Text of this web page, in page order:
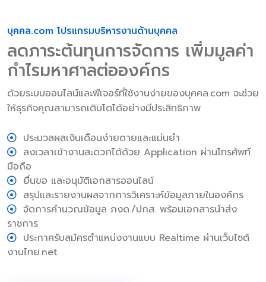
บุคคล.com โปรแกรมบริหารงานด้านบุคคล
ลดภาระต้นทุนการจัดการ เพิ่มมูลค่า
กำไรมหาศาลต่อองค์กร
ด้วยระบบออนไลน์และฟีเจอร์ที่ใช้งานง่ายของบุคคล.com จะช่วย
ให้ธุรกิจคุณสามารถเติบโตได้อย่างมีประสิทธิภาพ
ประมวลผลเงินเดือนง่ายดายและแม่นยำ
ลงเวลาเข้างานสะดวกได้ด้วย Application ผ่านโทรศัพท์
มือถือ
ยื่นขอ และอนุมัติเอกสารออนไลน์
สรุปและรายงานผลจากการวิเคราะห์ข้อมูลภายในองค์กร
จัดการคำนวณข้อมูล ภงด./ปกส. พร้อมเอกสารนำส่ง
ราชการ
ประกาศรับสมัครตำแหน่งงานแบบ Realtime ผ่านเว็บไซต์
งานไทย.net